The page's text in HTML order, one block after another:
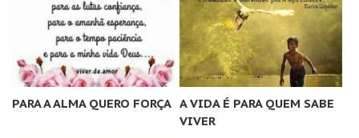
PARA A ALMA QUERO FORÇA A VIDA É PARA QUEM SABE
VIVER